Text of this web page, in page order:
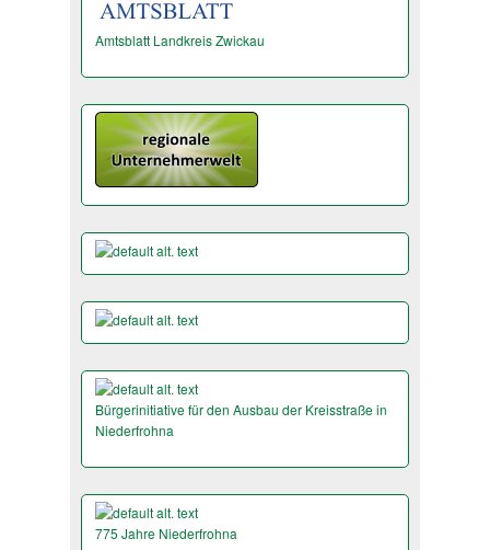
Amtsblatt Landkreis Zwickau
Bürgerinitiative für den Ausbau der Kreisstraße in
Niederfrohna
775 Jahre Niederfrohna